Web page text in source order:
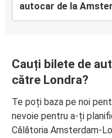
autocar de la
Cauți bilete de
către Londra?
Te poți baza pe noi
nevoie pentru a-ți
Călătoria Amsterdam-